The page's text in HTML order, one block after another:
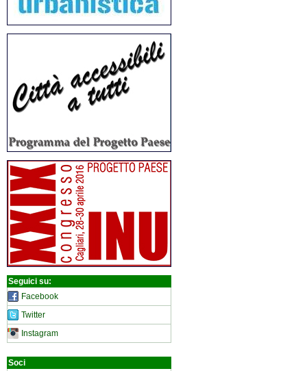
Seguici su:
Facebook
Twitter
Instagram
Soci